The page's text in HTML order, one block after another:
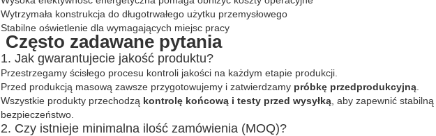
Wytrzymała konstrukcja do długotrwałego użytku przemysłowego
Stabilne oświetlenie dla wymagających miejsc pracy
Często zadawane pytania
1. Jak gwarantujecie jakość produktu?
Przestrzegamy ścisłego procesu kontroli jakości na każdym etapie produkcji.
Przed produkcją masową zawsze przygotowujemy i zatwierdzamy próbkę przedprodukcyjną
Wszystkie produkty przechodzą kontrolę końcową i testy przed wysyłką , aby zapewnić
bezpieczeństwo.
2. Czy istnieje minimalna ilość zamówienia (MOQ)?